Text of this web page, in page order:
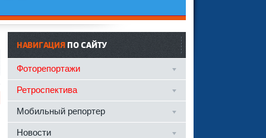
НАВИГАЦИЯПО САЙТУ
Фоторепортажи
Ретроспектива
Мобильный репортер
Новости